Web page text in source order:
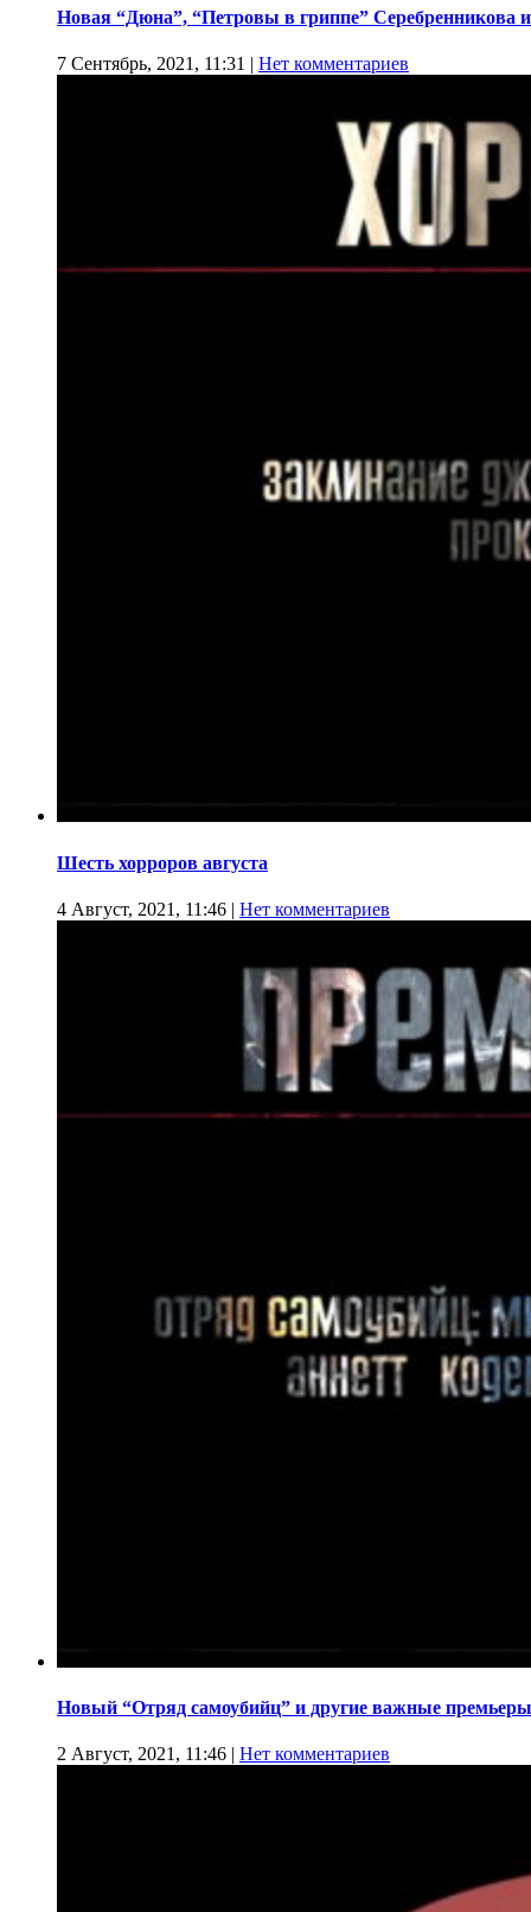
Новая “Дюна”, “Петровы в гриппе” Серебренникова
7 Сентябрь, 2021, 11:31 | Нет комментариев
Шесть хорроров августа
4 Август, 2021, 11:46 | Нет комментариев
Новый “Отряд самоубийц” и другие важные премьеры
2 Август, 2021, 11:46 | Нет комментариев